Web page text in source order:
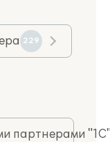
229
партнерами